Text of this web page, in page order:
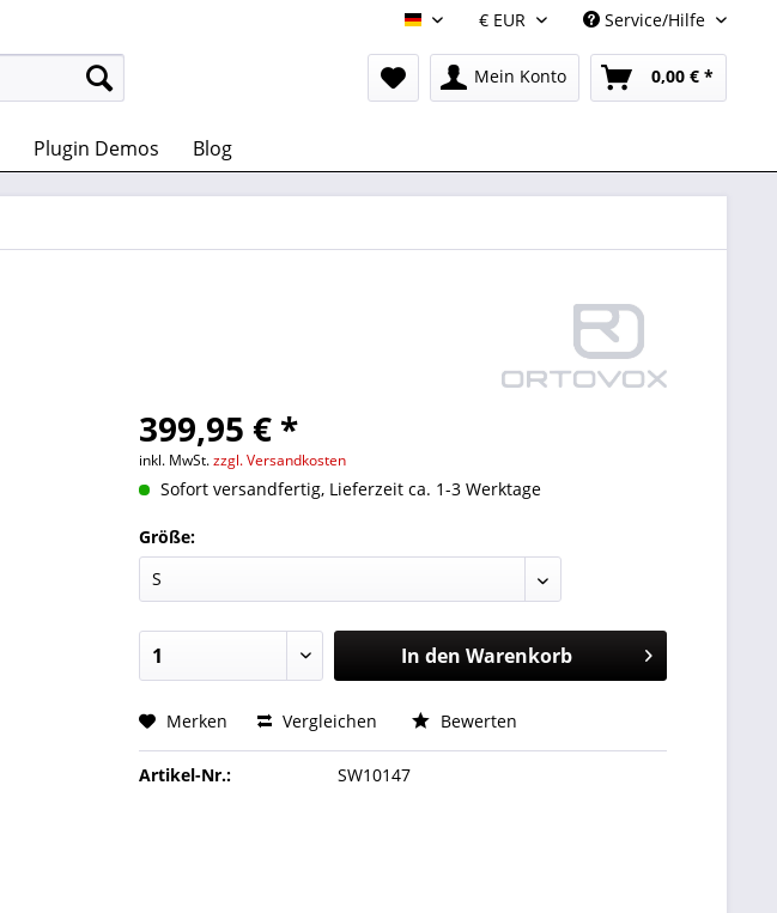
DE Service/Hilfe
Mein Konto 0,00 € *
Plugin Demos Blog
399,95 € *
inkl. MwSt.zzgl. Versandkosten
Sofort versandfertig, Lieferzeit ca. 1-3 Werktage
Größe:
In den Warenkorb
Vergleichen
Merken Bewerten
Artikel-Nr.: SW10147